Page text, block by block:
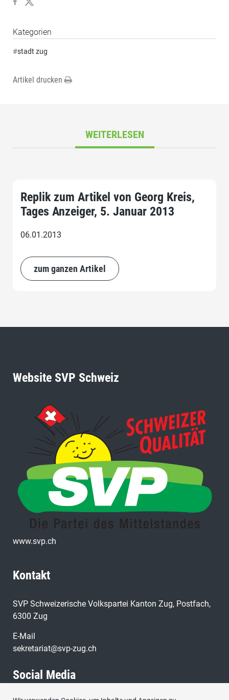
Kategorien
#stadt zug
Artikel drucken
WEITERLESEN
Replik zum Artikel von Georg Kreis,
Tages Anzeiger, 5. Januar 2013
06.01.2013
zum ganzen Artikel
Website SVP Schweiz
www.svp.ch
Kontakt
SVP Schweizerische Volkspartei Kanton Zug, Postfach,
6300 Zug
E-Mail
sekretariat@svp-zug.ch
Social Media